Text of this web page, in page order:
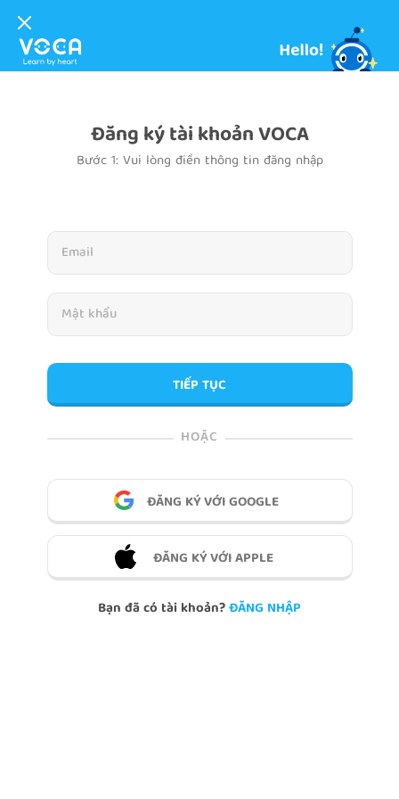
Đăng ký tài khoản VOCA
Bước 1: Vui lòng điền thông tin đăng nhập
TIẾP TỤC
HOẶC
ĐĂNG KÝ VỚI GOOGLE
ĐĂNG KÝ VỚI APPLE
Bạn đã có tài khoản?ĐĂNG NHẬP